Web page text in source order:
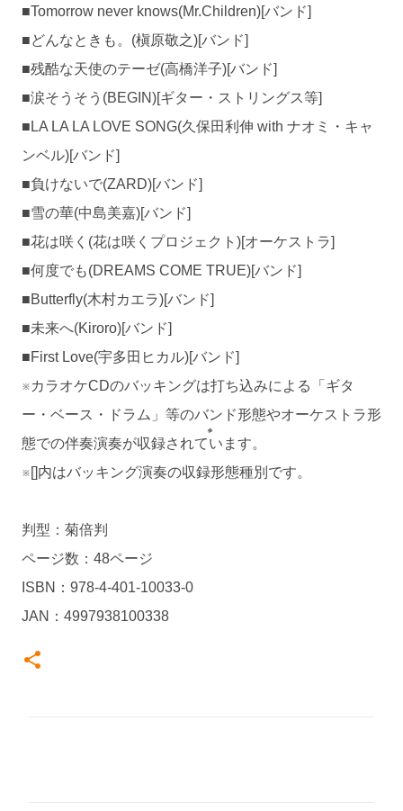
■Tomorrow never knows(Mr.Children)[バンド]
■どんなときも。(槇原敬之)[バンド]
■残酷な天使のテーゼ(高橋洋子)[バンド]
■涙そうそう(BEGIN)[ギター・ストリングス等]
■LA LA LA LOVE SONG(久保田利伸 with ナオミ・キャ
ンベル)[バンド]
■負けないで(ZARD)[バンド]
■雪の華(中島美嘉)[バンド]
■花は咲く(花は咲くプロジェクト)[オーケストラ]
■何度でも(DREAMS COME TRUE)[バンド]
■Butterfly(木村カエラ)[バンド]
■未来へ(Kiroro)[バンド]
■First Love(宇多田ヒカル)[バンド]
※カラオケCDのバッキングは打ち込みによる「ギタ
ー・ベース・ドラム」等のバンド形態やオーケストラ形
態での伴奏演奏が収録されています。
※[]内はバッキング演奏の収録形態種別です。
判型：菊倍判
ページ数：48ページ
ISBN：978-4-401-10033-0
JAN：4997938100338